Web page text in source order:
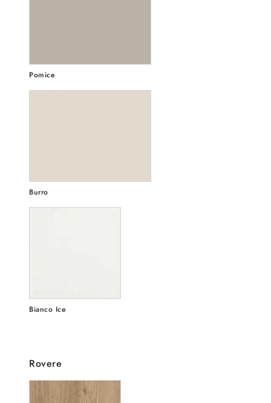
Pomice
Burro
Bianco Ice
Rovere